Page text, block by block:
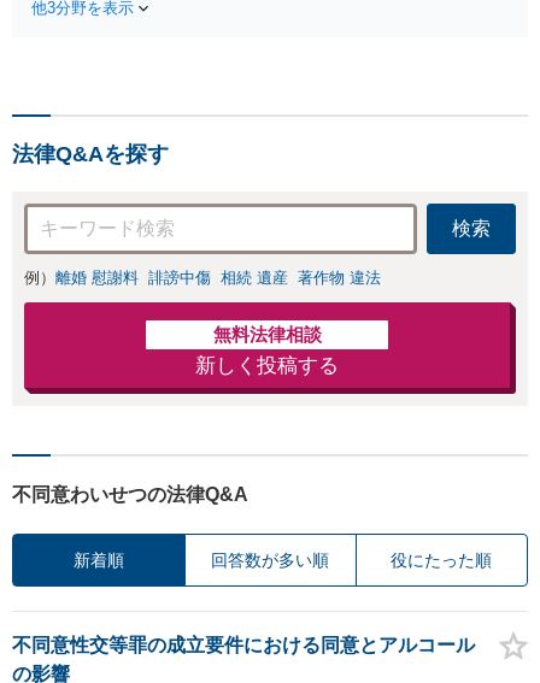
にまずはお話しください。
他3分野を表示
法律Q&Aを探す
検索
例） 離婚 慰謝料 誹謗中傷 相続 遺産 著作物 違法
無料法律相談
新しく投稿する
不同意わいせつの法律Q&A
新着順 回答数が多い順 役にたった順
不同意性交等罪の成立要件における同意とアルコール
の影響